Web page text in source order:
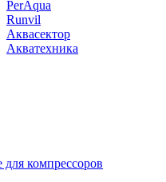
PerAqua
Runvil
Аквасектор
Акватехника
компрессоров